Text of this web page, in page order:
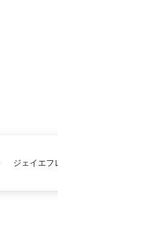
ジェイエフレディメイド